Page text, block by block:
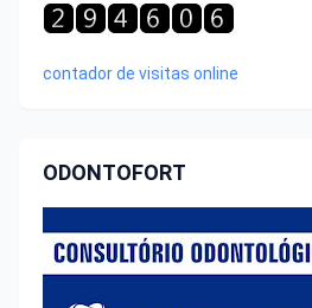
contador de visitas online
ODONTOFORT